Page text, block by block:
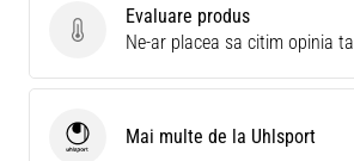
Evaluare produs
Evaluare produs
Ne-ar placea sa citim opinia ta
UhlsportMai multe de la Uhlsport